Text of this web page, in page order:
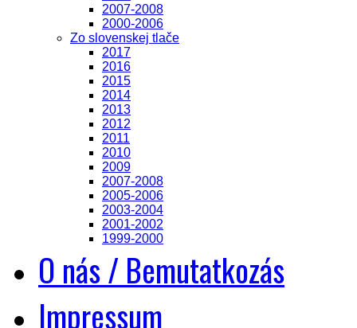
2007-2008
2000-2006
Zo slovenskej tlače
2017
2016
2015
2014
2013
2012
2011
2010
2009
2007-2008
2005-2006
2003-2004
2001-2002
1999-2000
O nás / Bemutatkozás
Impressum